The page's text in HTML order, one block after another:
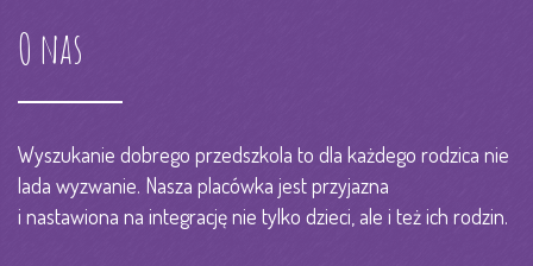
O nas
Wyszukanie dobrego przedszkola to dla każdego rodzica nie
lada wyzwanie. Nasza placówka jest przyjazna
i nastawiona na integrację nie tylko dzieci, ale i też ich rodzin.